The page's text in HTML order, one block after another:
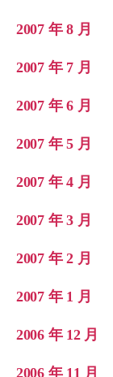
2007 年 8 月
2007 年 7 月
2007 年 6 月
2007 年 5 月
2007 年 4 月
2007 年 3 月
2007 年 2 月
2007 年 1 月
2006 年 12 月
2006 年 11 月